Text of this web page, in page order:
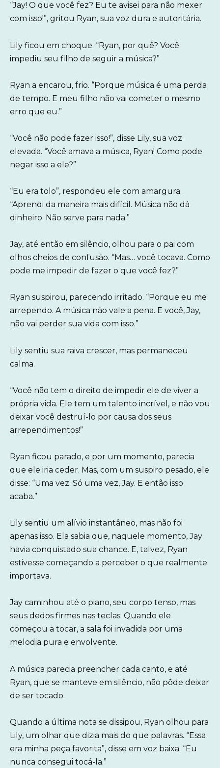
“Jay! O que você fez? Eu te avisei para não mexer
com isso!”, gritou Ryan, sua voz dura e autoritária.
Lily ficou em choque. “Ryan, por quê? Você
impediu seu filho de seguir a música?”
Ryan a encarou, frio. “Porque música é uma perda
de tempo. E meu filho não vai cometer o mesmo
erro que eu.”
“Você não pode fazer isso!”, disse Lily, sua voz
elevada. “Você amava a música, Ryan! Como pode
negar isso a ele?”
“Eu era tolo”, respondeu ele com amargura.
“Aprendi da maneira mais difícil. Música não dá
dinheiro. Não serve para nada.”
Jay, até então em silêncio, olhou para o pai com
olhos cheios de confusão. “Mas… você tocava. Como
pode me impedir de fazer o que você fez?”
Ryan suspirou, parecendo irritado. “Porque eu me
arrependo. A música não vale a pena. E você, Jay,
não vai perder sua vida com isso.”
Lily sentiu sua raiva crescer, mas permaneceu
calma.
“Você não tem o direito de impedir ele de viver a
própria vida. Ele tem um talento incrível, e não vou
deixar você destruí-lo por causa dos seus
arrependimentos!”
Ryan ficou parado, e por um momento, parecia
que ele iria ceder. Mas, com um suspiro pesado, ele
disse: “Uma vez. Só uma vez, Jay. E então isso
acaba.”
Lily sentiu um alívio instantâneo, mas não foi
apenas isso. Ela sabia que, naquele momento, Jay
havia conquistado sua chance. E, talvez, Ryan
estivesse começando a perceber o que realmente
importava.
Jay caminhou até o piano, seu corpo tenso, mas
seus dedos firmes nas teclas. Quando ele
começou a tocar, a sala foi invadida por uma
melodia pura e envolvente.
A música parecia preencher cada canto, e até
Ryan, que se manteve em silêncio, não pôde deixar
de ser tocado.
Quando a última nota se dissipou, Ryan olhou para
Lily, um olhar que dizia mais do que palavras. “Essa
era minha peça favorita”, disse em voz baixa. “Eu
nunca consegui tocá-la.”